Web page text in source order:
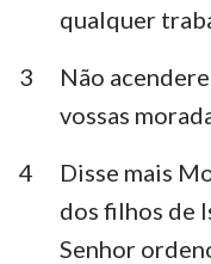
Joel
Obadias
Habacuque
Ageu
qualquer
3
Não
vossas
4
Disse mais
dos filhos de
Senhor